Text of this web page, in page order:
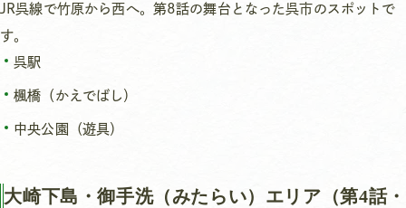
JR呉線で竹原から西へ。第8話の舞台となった呉市のスポットで
す。
呉駅
楓橋（かえでばし）
中央公園（遊具）
大崎下島・御手洗（みたらい）エリア（第4話・